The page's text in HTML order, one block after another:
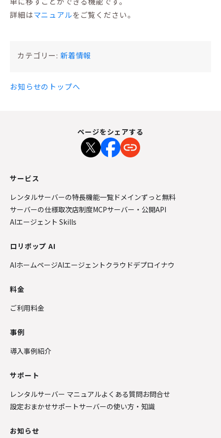
詳細はマニュアルをご覧ください。
カテゴリー: 新着情報
お知らせのトップへ
ページをシェアする
サービス
レンタルサーバーの特長機能一覧 ドメインずっと無料
サーバーの仕様取次店制度MCPサーバー・公開API
AIエージェント Skills
ロリポップ AI
AIホームページAIエージェントクラウドデプロイナウ
料金
ご利用料金
事例
導入事例紹介
サポート
レンタルサーバー マニュアルよくある質問お問合せ
設定おまかせサポートサーバーの使い方・知識
お知らせ